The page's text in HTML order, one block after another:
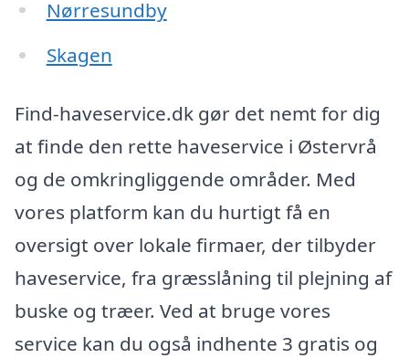
Nørresundby
Skagen
Find-haveservice.dk gør det nemt for dig
at finde den rette haveservice i Østervrå
og de omkringliggende områder. Med
vores platform kan du hurtigt få en
oversigt over lokale firmaer, der tilbyder
haveservice, fra græsslåning til plejning af
buske og træer. Ved at bruge vores
service kan du også indhente 3 gratis og